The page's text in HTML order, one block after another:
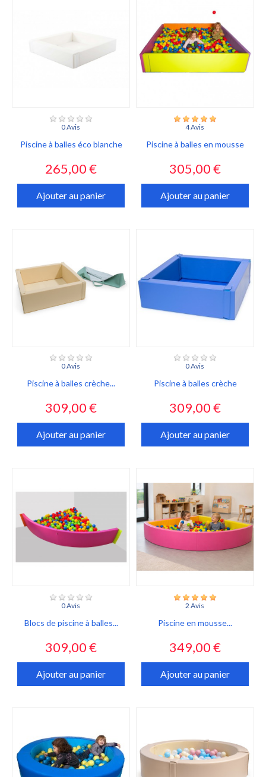
0 Avis
Piscine à balles éco blanche
Prix
265,00 €
Ajouter au panier
4 Avis
Piscine à balles en mousse
Prix
305,00 €
Ajouter au panier
0 Avis
Piscine à balles crèche...
Prix
309,00 €
Ajouter au panier
0 Avis
Piscine à balles crèche
Prix
309,00 €
Ajouter au panier
0 Avis
Blocs de piscine à balles...
Prix
309,00 €
Ajouter au panier
2 Avis
Piscine en mousse...
Prix
349,00 €
Ajouter au panier